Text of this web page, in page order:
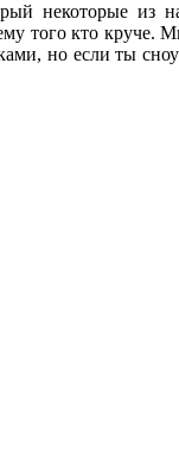
некоторые
того кто
но если ты